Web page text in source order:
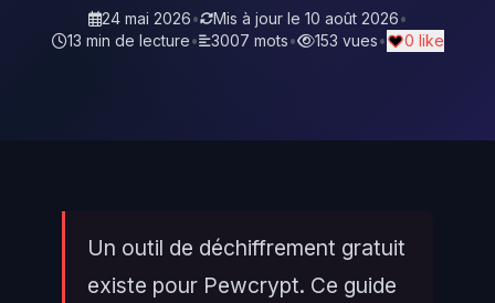
24 mai 2026• Mis à jour le 10 août 2026•
13 min de lecture• 3007 mots• 153 vues• 0 like
Un outil de déchiffrement gratuit
existe pour Pewcrypt. Ce guide